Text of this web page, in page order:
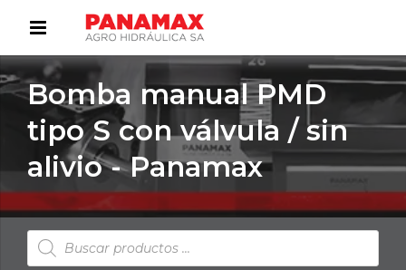
Bomba manual PMD
tipo S con válvula / sin
alivio - Panamax
Búsqueda
de